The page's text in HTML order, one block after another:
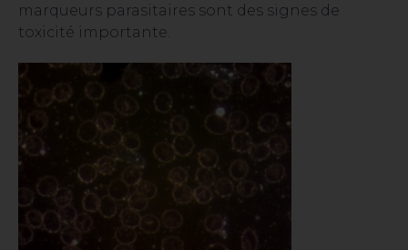
marqueurs parasitaires sont des signes de
toxicité importante.